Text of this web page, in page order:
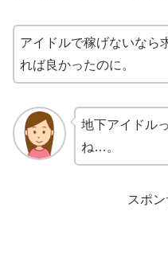
アイドルで稼げないなら
れば良かったのに。
地下アイドル
ね…。
スポ